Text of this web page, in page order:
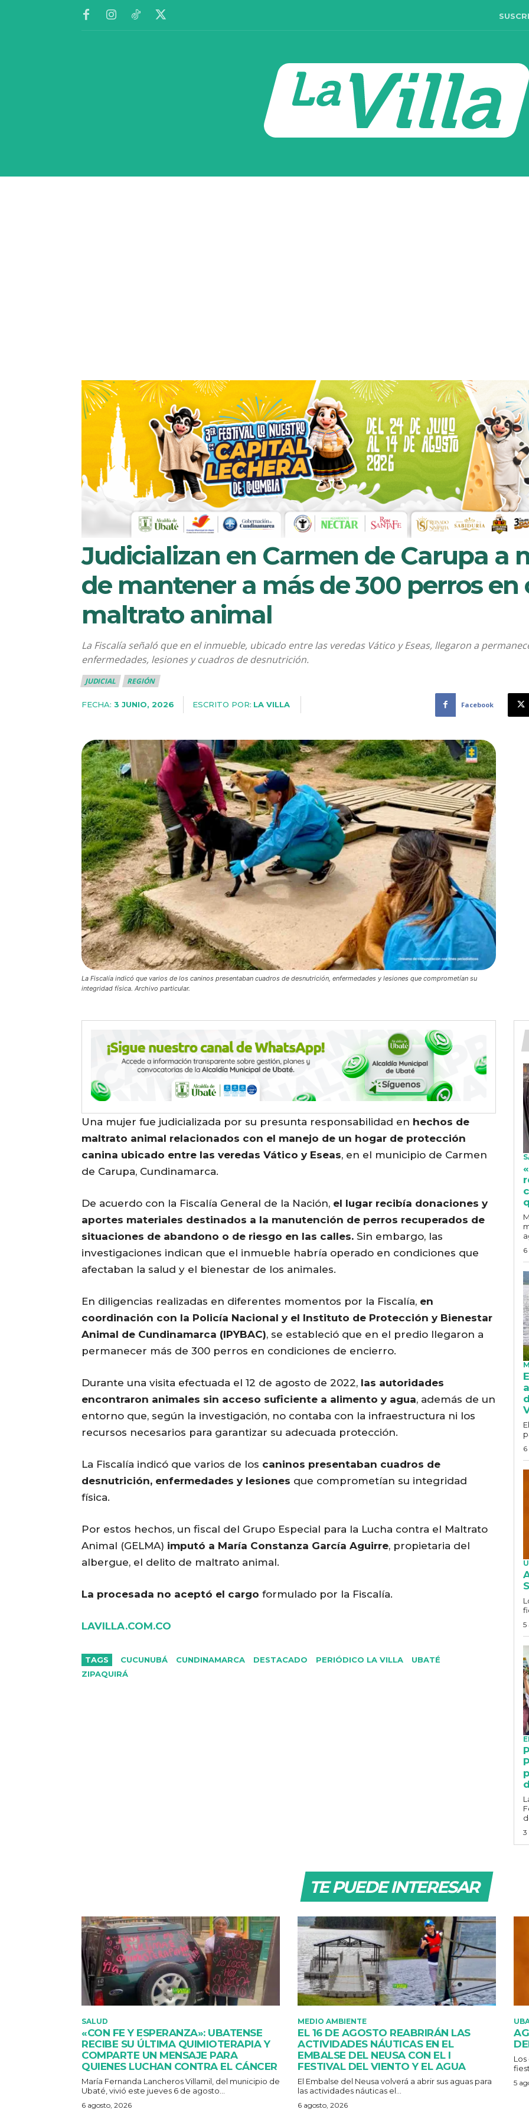
Judicializan en Carmen de Carupa a
de mantener a más de 300 perros en
maltrato animal
La Fiscalía señaló que en el inmueble, ubicado entre las veredas Vático y Eseas, llegaron a
enfermedades, lesiones y cuadros de desnutrición.
JUDICIAL REGIÓN
FECHA: 3 JUNIO, 2026 ESCRITO POR: LA VILLA Facebook
La Fiscalía indicó que varios de los caninos presentaban cuadros de desnutrición, enfermedades y lesiones que comprometían su
integridad física. Archivo particular.
Una mujer fue judicializada por su presunta responsabilidad en hechos de
maltrato animal relacionados con el manejo de un hogar de protección
canina ubicado entre las veredas Vático y Eseas, en el municipio de Carmen
de Carupa, Cundinamarca.
De acuerdo con la Fiscalía General de la Nación, el lugar recibía donaciones y
aportes materiales destinados a la manutención de perros recuperados de
situaciones de abandono o de riesgo en las calles. Sin embargo, las
investigaciones indican que el inmueble habría operado en condiciones que
afectaban la salud y el bienestar de los animales.
En diligencias realizadas en diferentes momentos por la Fiscalía, en
coordinación con la Policía Nacional y el Instituto de Protección y Bienestar
Animal de Cundinamarca (IPYBAC), se estableció que en el predio llegaron a
permanecer más de 300 perros en condiciones de encierro.
Durante una visita efectuada el 12 de agosto de 2022, las autoridades
encontraron animales sin acceso suficiente a alimento y agua, además de un
entorno que, según la investigación, no contaba con la infraestructura ni los
recursos necesarios para garantizar su adecuada protección.
La Fiscalía indicó que varios de los caninos presentaban cuadros de
desnutrición, enfermedades y lesiones que comprometían su integridad
física.
Por estos hechos, un fiscal del Grupo Especial para la Lucha contra el Maltrato
Animal (GELMA) imputó a María Constanza García Aguirre, propietaria del
albergue, el delito de maltrato animal.
La procesada no aceptó el cargo formulado por la Fiscalía.
LAVILLA.COM.CO
TAGS CUCUNUBÁ CUNDINAMARCA DESTACADO PERIÓDICO LA VILLA
UBATÉ
ZIPAQUIRÁ
5
3
TE PUEDE INTERESAR
SALUD
«CON FE Y ESPERANZA»: UBATENSE
RECIBE SU ÚLTIMA QUIMIOTERAPIA Y
COMPARTE UN MENSAJE PARA
QUIENES LUCHAN CONTRA EL CÁNCER
María Fernanda Lancheros Villamil, del municipio de
Ubaté, vivió este jueves 6 de agosto...
6 agosto, 2026
MEDIO AMBIENTE
EL 16 DE AGOSTO REABRIRÁN LAS
ACTIVIDADES NÁUTICAS EN EL
EMBALSE DEL NEUSA CON EL I
FESTIVAL DEL VIENTO Y EL AGUA
El Embalse del Neusa volverá a abrir sus aguas para
las actividades náuticas el...
6 agosto, 2026
5